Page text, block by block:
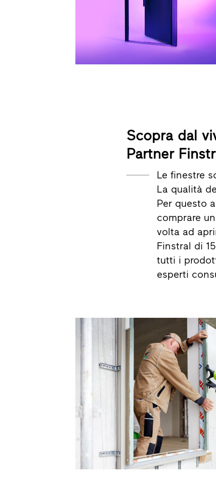
Scopra dal
Partner
Le finestre
La qualità
Per questo
comprare
volta ad
Finstral di
tutti i
esperti